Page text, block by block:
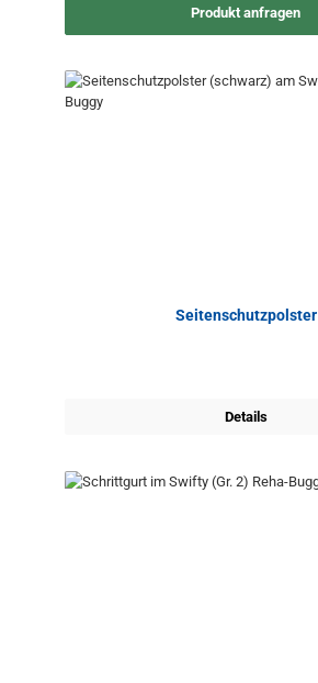
Produkt anfragen
Seitenschutzpolster
Details